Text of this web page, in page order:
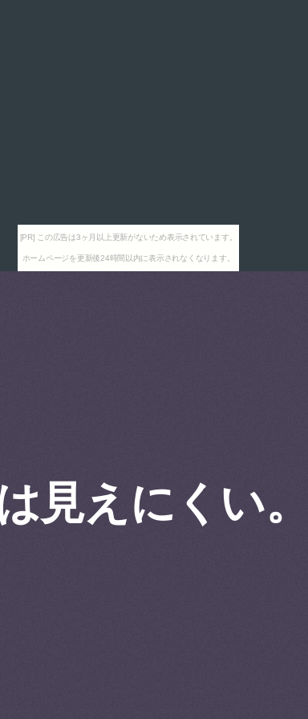
[PR] この広告は3ヶ月以上更新がないため表示されています。
ホームページを更新後24時間以内に表示されなくなります。
見えにくい